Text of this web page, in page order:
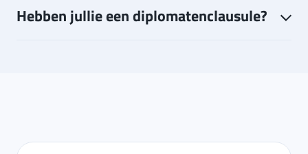
Hebben jullie een diplomatenclausule?